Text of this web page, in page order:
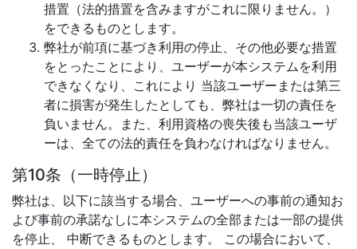
措置（法的措置を含みますがこれに限りません。）
をできるものとします。
弊社が前項に基づき利用の停止、その他必要な措置
をとったことにより、ユーザーが本システムを利用
できなくなり、これにより 当該ユーザーまたは第三
者に損害が発生したとしても、弊社は一切の責任を
負いません。また、利用資格の喪失後も当該ユーザ
ーは、全ての法的責任を負わなければなりません。
第10条（一時停止）
弊社は、以下に該当する場合、ユーザーへの事前の通知お
よび事前の承諾なしに本システムの全部または一部の提供
を停止、 中断できるものとします。 この場合において、